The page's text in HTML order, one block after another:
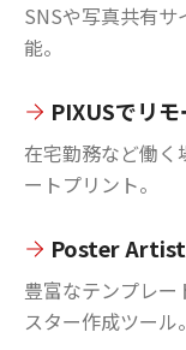
SNSや写真共有
能。
PIXUSでリ
在宅勤務など働く
ートプリント。
Poster Artist
豊富なテンプレ
スター作成ツール。